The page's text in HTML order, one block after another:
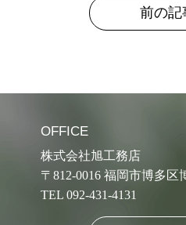
前の記
OFFICE
株式会社旭工務店
〒812-0016 福岡市博多区
TEL 092-431-4131